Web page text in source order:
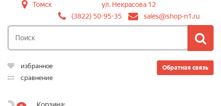
Томск
ул. Некрасова 12
(3822) 50-95-35
sales@shop-n1.ru
Обратная связь
избранное
сравнение